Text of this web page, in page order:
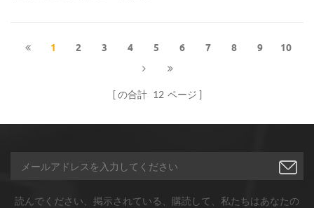
す。 CNTパウダーはPET導電性
マスターバッチなどに応用でき
1 2 3 4 5 6 7 8 9 10
の合計 12 ページ
読んでください、掲示されている、購読して、私たちはあなたの